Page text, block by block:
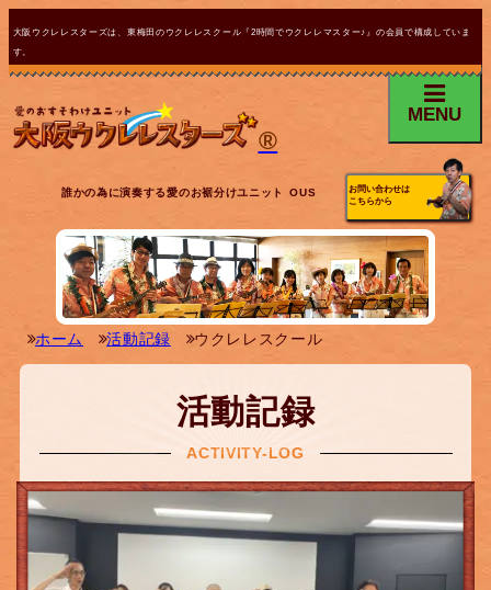
大阪ウクレレスターズは、東梅田のウクレレスクール『2時間でウクレレマスター♪』の会員で構成していま
す。
®
MENU
誰かの為に演奏する愛のお裾分けユニット OUS
お問い合わせは
こちらから
ホーム 活動記録 ウクレレスクール
活動記録
ACTIVITY-LOG